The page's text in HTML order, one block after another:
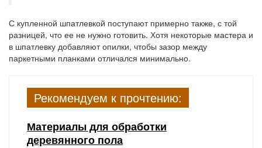
С купленной шпатлевкой поступают примерно также, с той
разницей, что ее не нужно готовить. Хотя некоторые мастера и
в шпатлевку добавляют опилки, чтобы зазор между
паркетными планками отличался минимально.
Рекомендуем к прочтению:
Материалы для обработки
деревянного пола